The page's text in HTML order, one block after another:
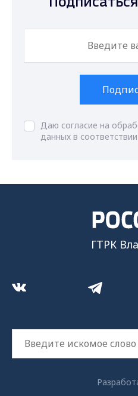
Даю согласие на
данных в
ГТРК